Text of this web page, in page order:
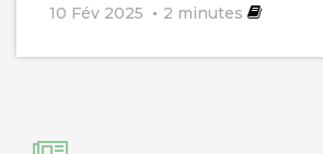
10 Fév 2025 2 minutes